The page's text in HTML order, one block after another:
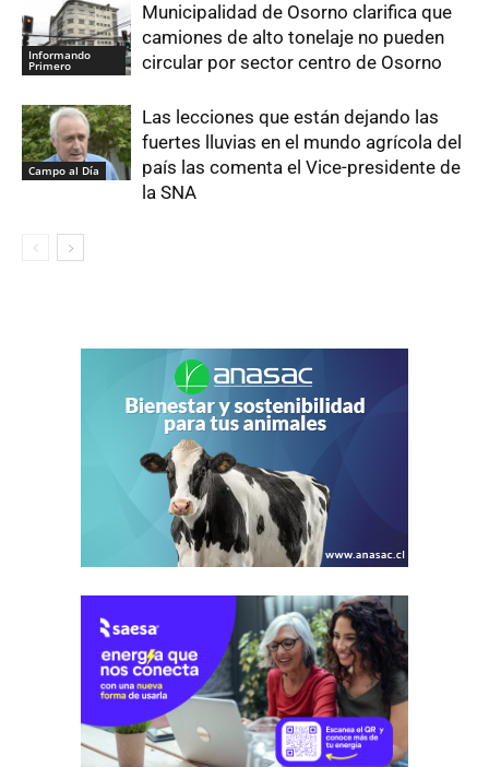
Informando
Primero
Municipalidad de Osorno clarifica que
camiones de alto tonelaje no pueden
circular por sector centro de Osorno
Campo al Día
Las lecciones que están dejando las
fuertes lluvias en el mundo agrícola del
país las comenta el Vice-presidente de
la SNA